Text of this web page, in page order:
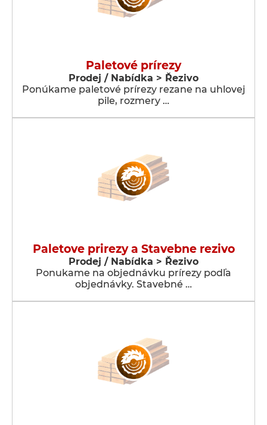
Paletové prírezy
Prodej / Nabídka > Řezivo
Ponúkame paletové prírezy rezane na uhlovej
pile, rozmery …
Paletove prirezy a Stavebne rezivo
Prodej / Nabídka > Řezivo
Ponukame na objednávku prírezy podľa
objednávky. Stavebné …